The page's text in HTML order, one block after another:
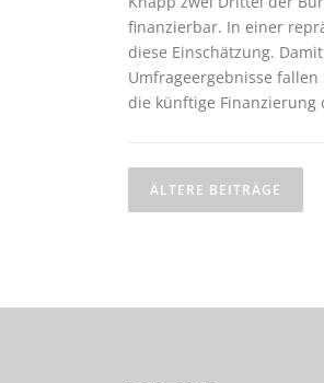
finanzierbar. In einer
diese Einschätzung.
Umfrageergebnisse
die künftige Finanzierung
B
eÄLTERE BEITRÄGE